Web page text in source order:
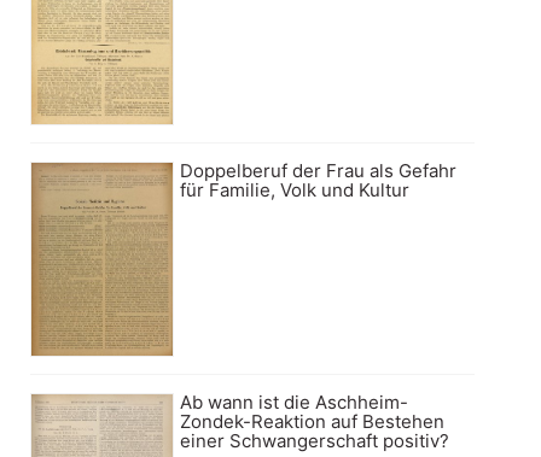
Doppelberuf der Frau als Gefahr
für Familie, Volk und Kultur
Ab wann ist die Aschheim-
Zondek-Reaktion auf Bestehen
einer Schwangerschaft positiv?